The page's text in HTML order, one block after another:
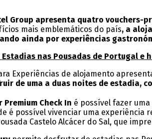
Group apresenta quatro vouchers-
mais emblemáticos do país, a
ainda por experiências
Estadias nas Pousadas de Portugal e
Experiências de alojamento
de uma a duas noites de estadia,
Premium Check In é possível fazer
é possível vivenciar uma experiência
Castelo Alcácer do Sal, que